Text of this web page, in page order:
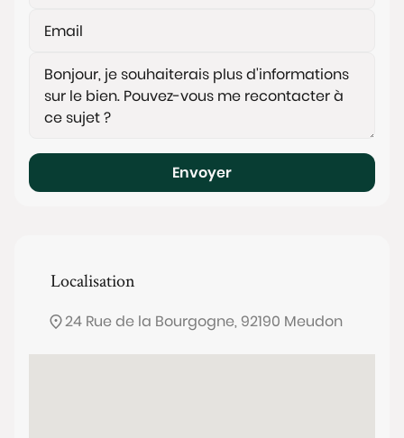
Envoyer
Localisation
24 Rue de la Bourgogne, 92190 Meudon